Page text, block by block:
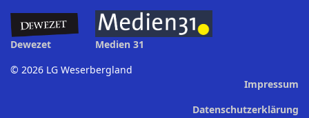
Dewezet
Medien 31
© 2026 LG Weserbergland
Impressum
Datenschutzerklärung